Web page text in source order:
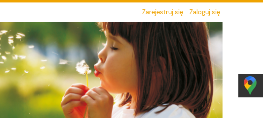
Zarejestruj się Zaloguj się